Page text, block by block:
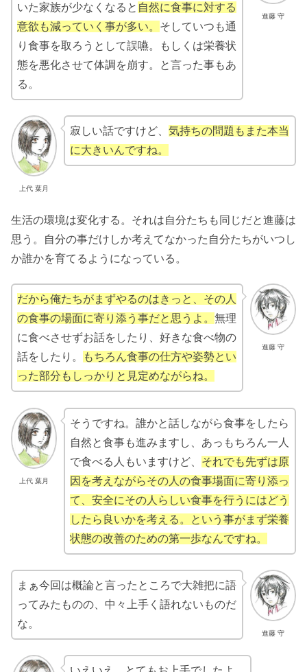
進藤 守
いた家族が少なくなると 自然に食事に対する
意欲も減っていく事が多い。 そしていつも通
り食事を取ろうとして誤嚥。もしくは栄養状
態を悪化させて体調を崩す。と言った事もあ
る。
上代 葉月
寂しい話ですけど、 気持ちの問題もまた本当
に大きいんですね。
生活の環境は変化する。それは自分たちも同じだと進藤は
思う。自分の事だけしか考えてなかった自分たちがいつし
か誰かを育てるようになっている。
進藤 守
だから俺たちがまずやるのはきっと、その人
の食事の場面に寄り添う事だと思うよ。 無理
に食べさせずお話をしたり、好きな食べ物の
話をしたり。
もちろん食事の仕方や姿勢とい
った部分もしっかりと見定めながらね。
上代 葉月
そうですね。誰かと話しながら食事をしたら
自然と食事も進みますし、あっもちろん一人
で食べる人もいますけど、 それでも先ずは原
因を考えながらその人の食事場面に寄り添っ
て、安全にその人らしい食事を行うにはどう
したら良いかを考える。という事がまず栄養
状態の改善のための第一歩なんですね。
進藤 守
まぁ今回は概論と言ったところで大雑把に語
ってみたものの、中々上手く語れないものだ
な。